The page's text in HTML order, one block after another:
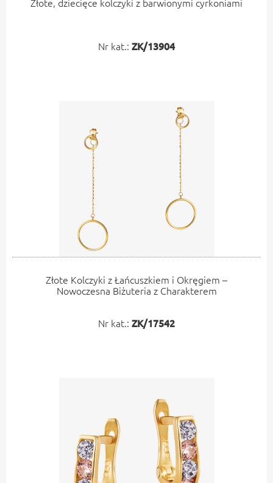
Nr kat.: ZK/13904
Złote Kolczyki z Łańcuszkiem i Okręgiem –
Nowoczesna Biżuteria z Charakterem
Nr kat.: ZK/17542